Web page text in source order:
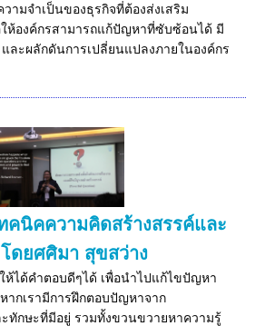
ามจำเป็นของธุรกิจที่ต้องส่งเสริม
ห้องค์กรสามารถแก้ปัญหาที่ซับซ้อนได้ มี
ละผลักดันการเปลี่ยนแปลงภายในองค์กร
คนิคความคิดสร้างสรรค์และ
ดยศศิมา สุขสว่าง
ห้ได้คำตอบดีๆได้ เพื่อนำไปแก้ไขปัญหา
กเรามีการฝึกตอบปัญหาจาก
ทักษะที่มีอยู่ รวมทั้งขวนขวายหาความรู้